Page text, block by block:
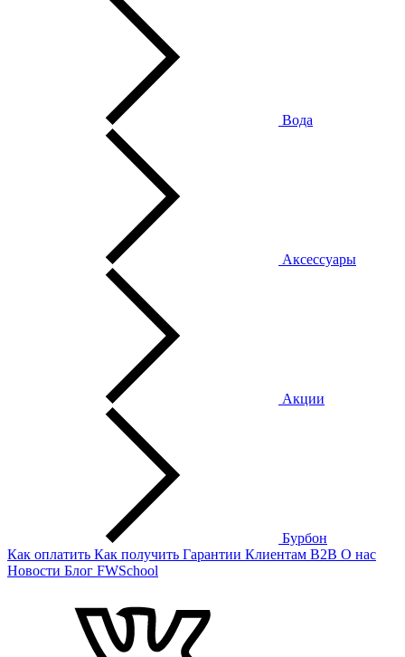
Вода
Аксессуары
Акции
Бурбон
Как оплатить Как получить Гарантии Клиентам B2B О нас
Новости Блог FWSchool